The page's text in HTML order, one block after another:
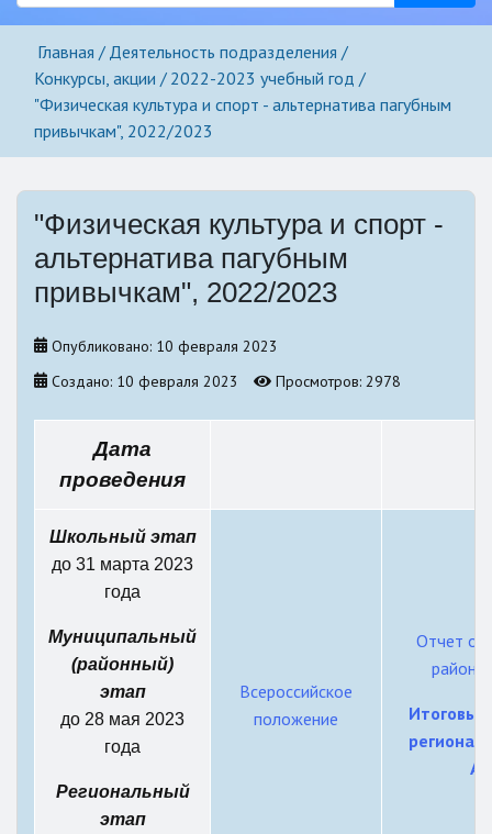
Главная
Деятельность подразделения
Конкурсы, акции
2022-2023 учебный год
"Физическая культура и спорт - альтернатива пагубным
привычкам", 2022/2023
"Физическая культура и спорт -
альтернатива пагубным
привычкам", 2022/2023
Опубликовано: 10 февраля 2023
Создано: 10 февраля 2023
Просмотров: 2978
Дата
проведения
Школьный этап
до 31 марта 2023
года
Муниципальный
(районный)
этап
до 28 мая 2023
года
Региональный
этап
Всероссийское
положение
Отчет о